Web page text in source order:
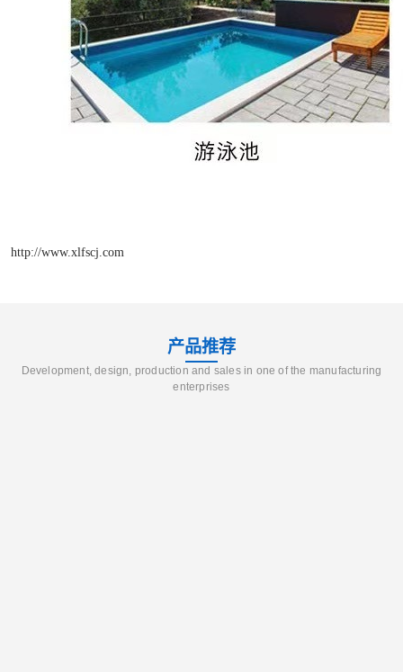
http://www.xlfscj.com
产品推荐
Development, design, production and sales in one of the manufacturing
enterprises